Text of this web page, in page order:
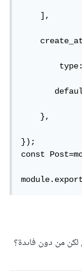
],
},
});
const
من دون فاىدة؟